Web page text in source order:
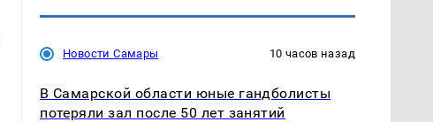
Новости Самары 10 часов назад
В Самарской области юные гандболисты
потеряли зал после 50 лет занятий